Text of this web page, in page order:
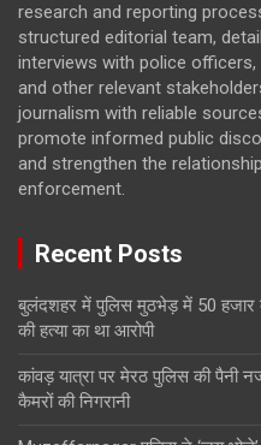
research and reporting
structured editorial team,
interviews with police
and other relevant
journalism with reliable
promote informed public
and strengthen the
enforcement.
Recent Posts
बुलंदशहर में पुलिस मुठभेड़ में 50 हजार
की हत्या का था आरोपी
कांवड़ यात्रा पर मेरठ पुलिस की पैनी
कैमरों की निगरानी